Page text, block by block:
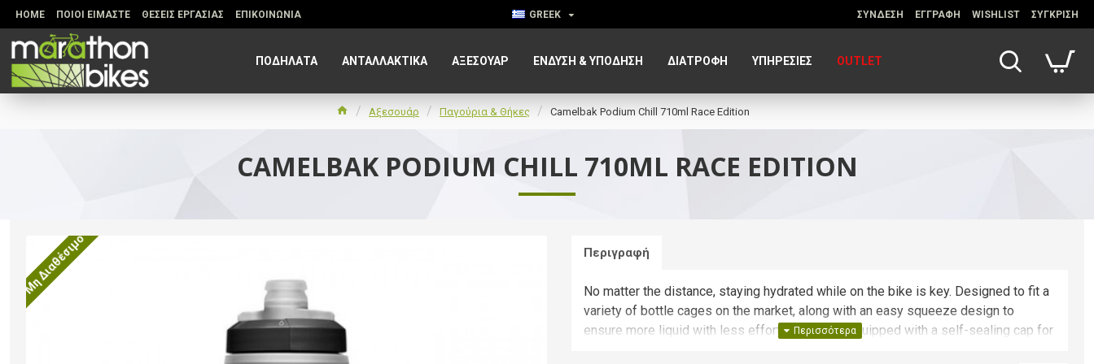
HOME ΠΟΙΟΙ ΕΙΜΑΣΤΕ ΘΕΣΕΙΣ ΕΡΓΑΣΙΑΣ ΕΠΙΚΟΙΝΩΝΙΑ GREEK ΣΥΝΔΕΣΗ ΕΓΓΡΑΦΗ WISHLIST ΣΥΓΚΡΙΣΗ
ΠΟΔΗΛΑΤΑ ΑΝΤΑΛΛΑΚΤΙΚΑ ΑΞΕΣΟΥΆΡ ΈΝΔΥΣΗ & ΥΠΌΔΗΣΗ ΔΙΑΤΡΟΦΉ ΥΠΗΡΕΣΊΕΣ OUTLET
Αξεσουάρ Παγούρια & Θήκες Camelbak Podium Chill 710ml Race Edition
CAMELBAK PODIUM CHILL 710ML RACE EDITION
Μη Διαθέσιμο Περιγραφή
No matter the distance, staying hydrated while on the bike is key. Designed to fit a
variety of bottle cages on the market, along with an easy squeeze design to
ensure more liquid with less effort, Podium is equipped with a self-sealing cap for